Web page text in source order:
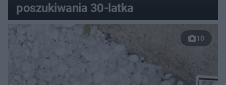
poszukiwania 30-latka
10